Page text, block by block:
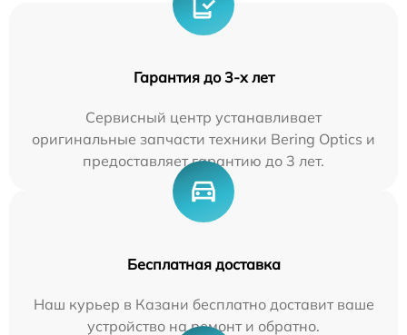
Гарантия до 3-х лет
Сервисный центр устанавливает
оригинальные запчасти техники Bering Optics и
предоставляет гарантию до 3 лет.
Бесплатная доставка
Наш курьер в Казани бесплатно доставит ваше
устройство на ремонт и обратно.